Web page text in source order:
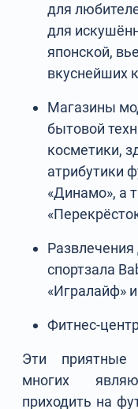
для
для
японской,
вкуснейших
Магазины
бытовой
косметики,
атрибутики
«Динамо», а
Развлечения
спортзала
«Игралайф»
Фитнес-
Эти приятные
многих
приходить на